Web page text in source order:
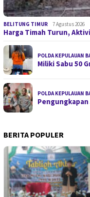
BELITUNG TIMUR 7 Agustus 2026
Harga Timah Turun,
POLDA KEPULAUAN
Miliki Sabu 50
POLDA KEPULAUAN
BERITA POPULER